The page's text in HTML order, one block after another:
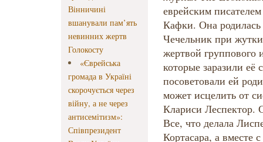
Вінничині
вшанували пам’ять
невинних жертв
Голокосту
«Єврейська
громада в Україні
скорочується через
війну, а не через
антисемітизм»:
Співпрезидент
еврейским
Кафки. Она родилась
Чечельник при
жертвой группового
которые заразили
посоветовали ей
может исцелить от
Клариси Леспектор.
Все, что делала
Кортасара, а вместе